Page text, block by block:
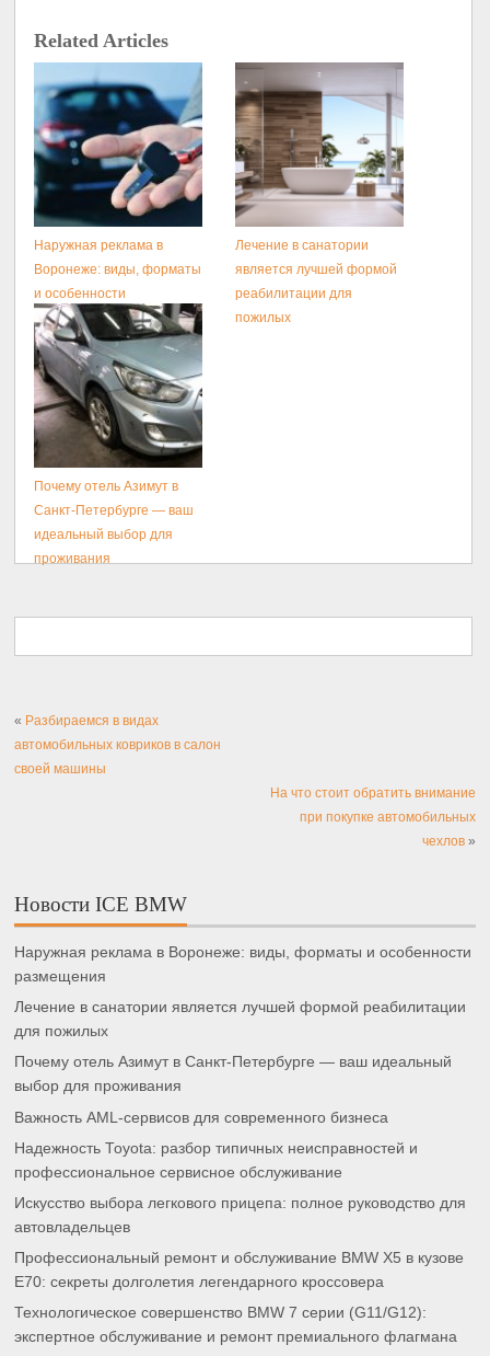
Related Articles
Наружная реклама в
Воронеже: виды, форматы
и особенности
размещения
Лечение в санатории
является лучшей формой
реабилитации для
пожилых
Почему отель Азимут в
Санкт-Петербурге — ваш
идеальный выбор для
проживания
« Разбираемся в видах
автомобильных ковриков в салон
своей машины
На что стоит обратить внимание
при покупке автомобильных
чехлов»
Новости ICE BMW
Наружная реклама в Воронеже: виды, форматы и особенности
размещения
Лечение в санатории является лучшей формой реабилитации
для пожилых
Почему отель Азимут в Санкт-Петербурге — ваш идеальный
выбор для проживания
Важность AML-сервисов для современного бизнеса
Надежность Toyota: разбор типичных неисправностей и
профессиональное сервисное обслуживание
Искусство выбора легкового прицепа: полное руководство для
автовладельцев
Профессиональный ремонт и обслуживание BMW X5 в кузове
E70: секреты долголетия легендарного кроссовера
Технологическое совершенство BMW 7 серии (G11/G12):
экспертное обслуживание и ремонт премиального флагмана